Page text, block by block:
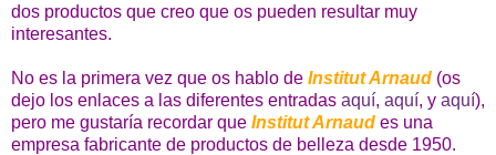
dos productos que creo que os pueden resultar muy
interesantes.
No es la primera vez que os hablo de Institut Arnaud (os
dejo los enlaces a las diferentes entradas aquí, aquí, y aquí),
pero me gustaría recordar que Institut Arnaud es una
empresa fabricante de productos de belleza desde 1950.